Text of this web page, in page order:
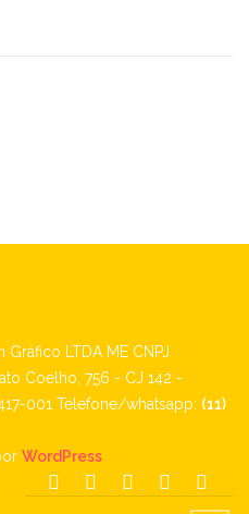
Gráfico LTDA ME CNPJ
Coelho, 756 - CJ 142 -
001 Telefone/whatsapp: (11)
WordPress